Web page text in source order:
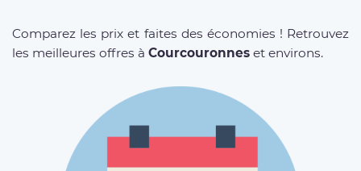
Comparez les prix et faites des économies ! Retrouvez
les meilleures offres à Courcouronnes et environs.